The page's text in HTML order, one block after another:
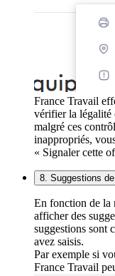
France Travail
vérifier la légalité
malgré ces
inappropriés,
« Signaler cette
8. Suggestions
En fonction de la
afficher des
suggestions sont
avez saisis.
Par exemple si
France Travail